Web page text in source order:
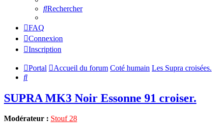
Rechercher
FAQ
Connexion
Inscription
Portal Accueil du forum Coté humain Les Supra croisées.
Rechercher
SUPRA MK3 Noir Essonne 91 croiser.
Modérateur : Stouf 28